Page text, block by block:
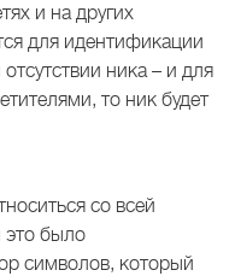
и на других
для идентификации
ника – и для
то ник будет
со всей
это было
символов, который